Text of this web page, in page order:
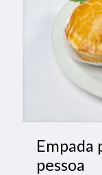
Empada
pessoa